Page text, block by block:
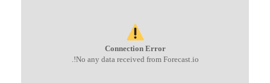
Connection Error
No any data received from Forecast.io!.